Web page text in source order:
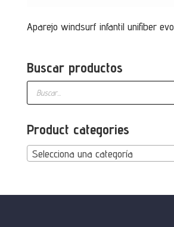
Aparejo windsurf infantil unifiber evo
Buscar productos
Búsqueda
productos
Product categories
Selecciona una categoría